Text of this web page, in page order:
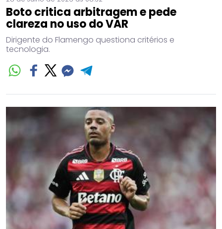
Boto critica arbitragem e pede
clareza no uso do VAR
Dirigente do Flamengo questiona critérios e
tecnologia.